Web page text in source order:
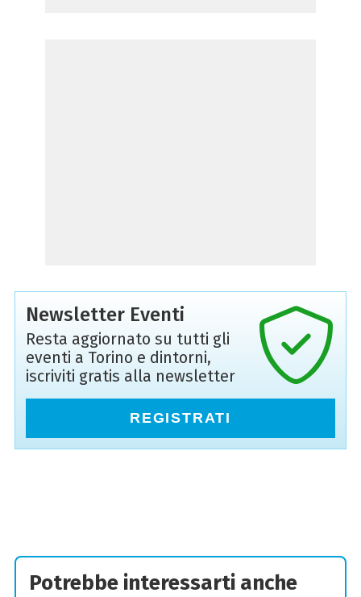
Newsletter Eventi
Resta aggiornato su tutti gli
eventi a Torino e dintorni,
iscriviti gratis alla newsletter
REGISTRATI
Potrebbe interessarti anche